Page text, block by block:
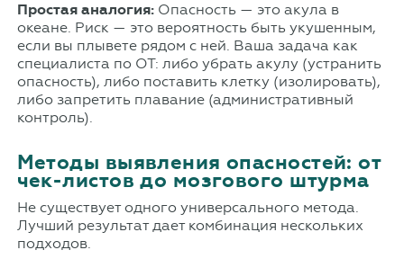
Простая аналогия:Опасность — это акула в
океане. Риск — это вероятность быть укушенным,
если вы плывете рядом с ней. Ваша задача как
специалиста по ОТ: либо убрать акулу (устранить
опасность), либо поставить клетку (изолировать),
либо запретить плавание (административный
контроль).
Методы выявления опасностей: от
чек-листов до мозгового штурма
Не существует одного универсального метода.
Лучший результат дает комбинация нескольких
подходов.